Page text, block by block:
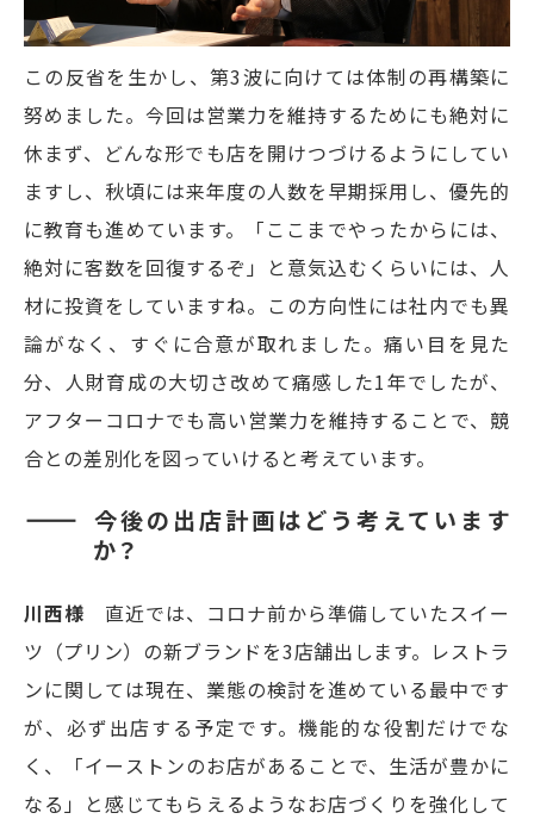
この反省を生かし、第3波に向けては体制の再構築に
努めました。今回は営業力を維持するためにも絶対に
休まず、どんな形でも店を開けつづけるようにしてい
ますし、秋頃には来年度の人数を早期採用し、優先的
に教育も進めています。「ここまでやったからには、
絶対に客数を回復するぞ」と意気込むくらいには、人
材に投資をしていますね。この方向性には社内でも異
論がなく、すぐに合意が取れました。痛い目を見た
分、人財育成の大切さ改めて痛感した1年でしたが、
アフターコロナでも高い営業力を維持することで、競
合との差別化を図っていけると考えています。
今後の出店計画はどう考えています
か？
川西様 直近では、コロナ前から準備していたスイー
ツ（プリン）の新ブランドを3店舗出します。レストラ
ンに関しては現在、業態の検討を進めている最中です
が、必ず出店する予定です。機能的な役割だけでな
く、「イーストンのお店があることで、生活が豊かに
なる」と感じてもらえるようなお店づくりを強化して